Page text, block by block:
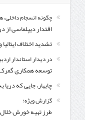
چگونه انسجام
اقتدار دیپلماسی
تشدید اختلاف
در دیدار استاندار
توسعه همکاری
چابهار، جایی که
گزارش ویژه؛
طرز تهیه خورش